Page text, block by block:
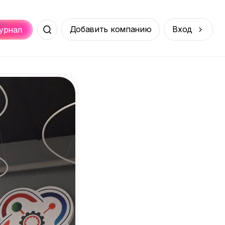
Услуги Покупки Онлайн
Места Добавить компанию Вход